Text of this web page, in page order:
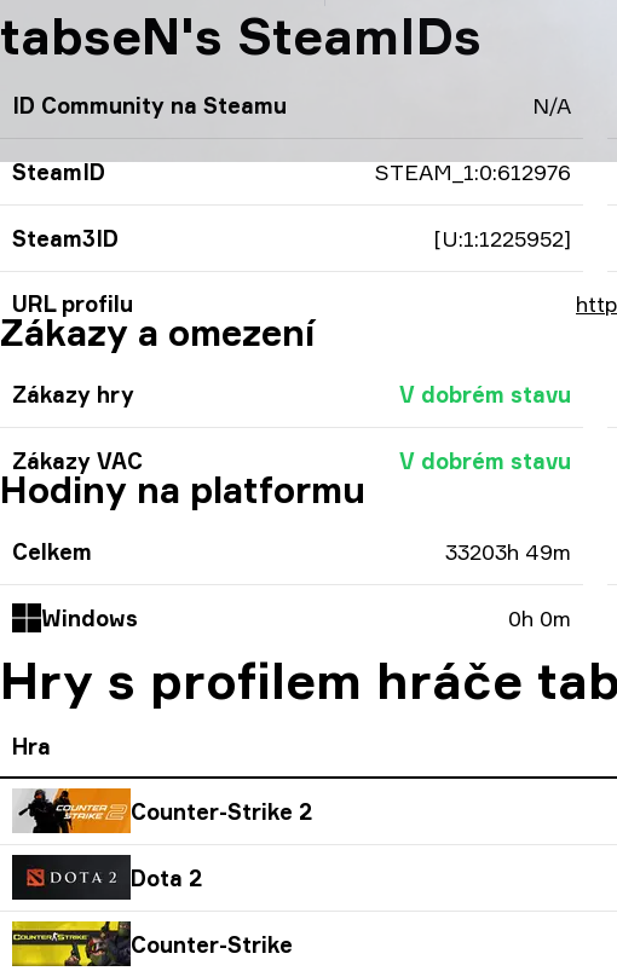
tabseN's SteamIDs
ID Community na Steamu N/A
SteamID STEAM_1:0:612976
Steam3ID [U:1:1225952]
URL profilu
Zákazy a omezení
Zákazy hry V dobrém stavu
Zákazy VAC V dobrém stavu
Hodiny na platformu
Celkem 33203h 49m
Windows 0h 0m
Hry s profilem hráče
Hra
Counter-Strike 2
Dota 2
Counter-Strike